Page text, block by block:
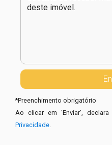
*Preenchimento obrigatório
Ao clicar em 'Enviar',
Privacidade